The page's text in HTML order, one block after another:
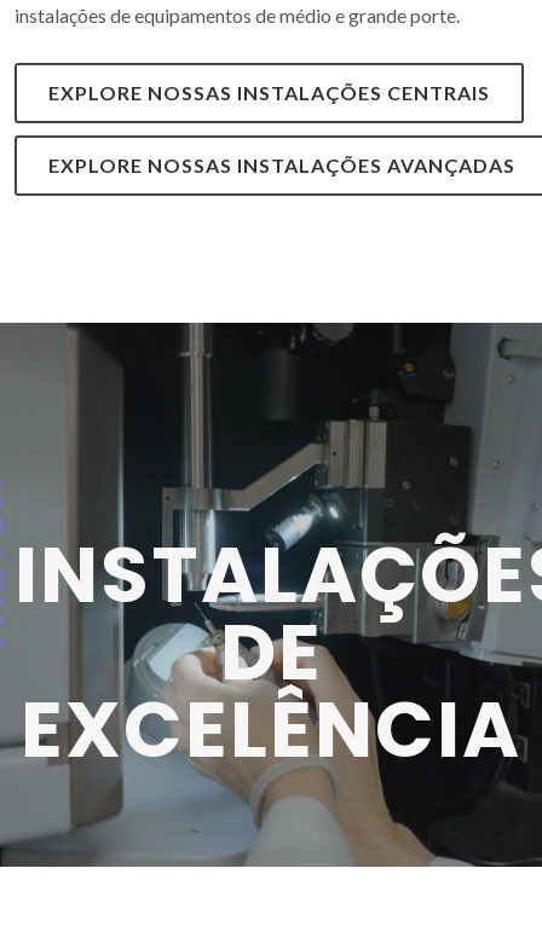
instalações de equipamentos de médio e grande porte.
EXPLORE NOSSAS INSTALAÇÕES CENTRAIS
EXPLORE NOSSAS INSTALAÇÕES AVANÇADAS
DE
EXCELÊNCIA